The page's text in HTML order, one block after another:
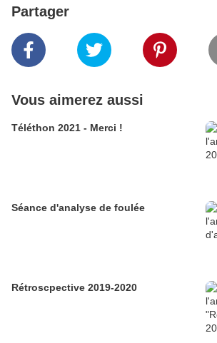
Partager
Vous aimerez aussi
Téléthon 2021 - Merci !
Séance d'analyse de foulée
Rétroscpective 2019-2020